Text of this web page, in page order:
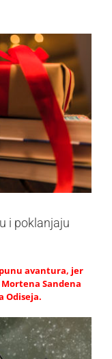
i poklanjaju
avantura, jer
Sandena
Odiseja.